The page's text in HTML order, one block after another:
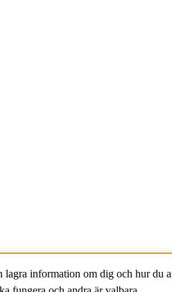
lagra information om dig och hur du